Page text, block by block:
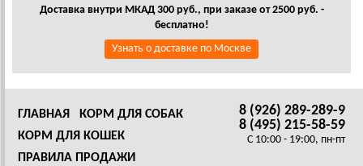
Доставка внутри МКАД 300 руб., при заказе от 2500 руб. -
бесплатно!
Узнать о доставке по Москве
8 (926) 289-289-9
8 (495) 215-58-59
C 10:00 - 19:00, пн-пт
ГЛАВНАЯ
КОРМ ДЛЯ СОБАК
КОРМ ДЛЯ КОШЕК
ПРАВИЛА ПРОДАЖИ